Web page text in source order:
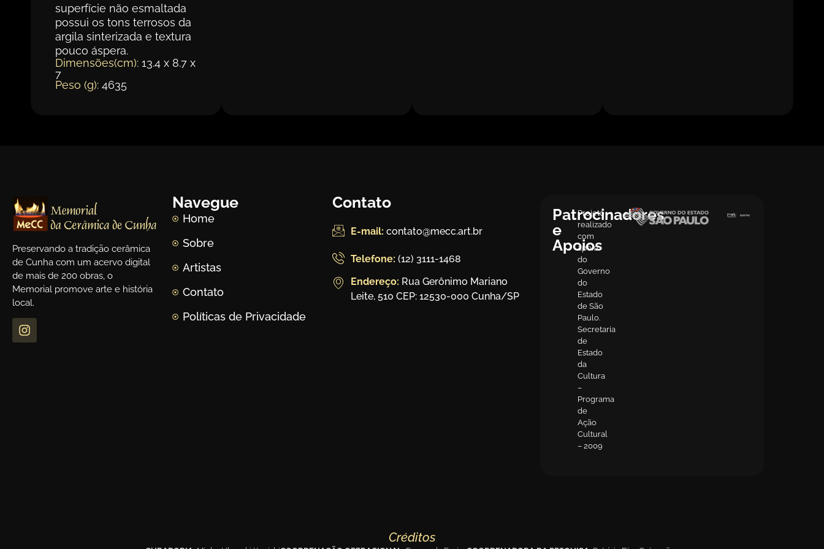
superfície não esmaltada
possui os tons terrosos da
argila sinterizada e textura
pouco áspera.
Dimensões(cm): 13.4 x 8.7 x
7
Peso (g): 4635
Preservando a tradição cerâmica
de Cunha com um acervo digital
de mais de 200 obras, o
Memorial promove arte e história
local.
Navegue
Home
Sobre
Artistas
Contato
Políticas de Privacidade
Contato
E-mail: contato@mecc.art.br
Telefone: (12) 3111-1468
Endereço: Rua Gerônimo Mariano
Leite, 510 CEP: 12530-000 Cunha/SP
Patrocinadores
e
Apoios
Projeto
realizado
com
apoio
do
Governo
do
Estado
de São
Paulo.
Secretaria
de
Estado
da
Cultura
–
Programa
de
Ação
Cultural
– 2009
Créditos